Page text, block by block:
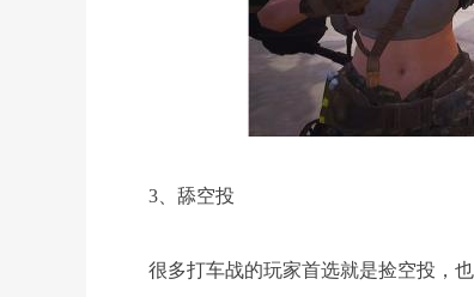
3、舔空投
很多打车战的玩家首选就是捡空投，